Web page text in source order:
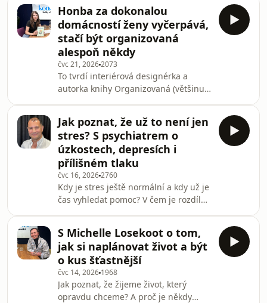
je až 70 procent Čechů
meteosenzitivních. Většina z nás k
tomu dospěje až věkem. Ženy jsou prý
na počasí nejcitlivější po porodu nebo
po čtyřicátých narozeninách.
Honba za dokonalou
domácností ženy vyčerpává,
stačí být organizovaná
alespoň někdy
čvc 21, 20262073
To tvrdí interiérová designérka a
autorka knihy Organizovaná (většinu
nás domácnost spíš vyčerpává, než
aby nám přinášela radost. A to i když
na fotkách na Instagramu by sklidila
spoustu srdíček. Jak si vytvořit útulný
a funkční domov a proč je někdy lepší
nechat hrnek od kávy na stole?
Jak poznat, že už to není jen
stres? S psychiatrem o
úzkostech, depresích i
přílišném tlaku
čvc 16, 20262760
Kdy je stres ještě normální a kdy už je
čas vyhledat pomoc? V čem je rozdíl
ataka nebo deprese a proč si lidé
často diagnostikují psychické potíže
špatně? Primář Psychiatrické
nemocnice Písek Marian Koranda
vysvětluje nejčastější mýty o
duševním zdraví a přidává i rady, jak
S Michelle Losekoot o tom,
jak si naplánovat život a být
o kus šťastnější
čvc 14, 2026 1968
Jak poznat, že žijeme život, který
opravdu chceme? A proč je někdy